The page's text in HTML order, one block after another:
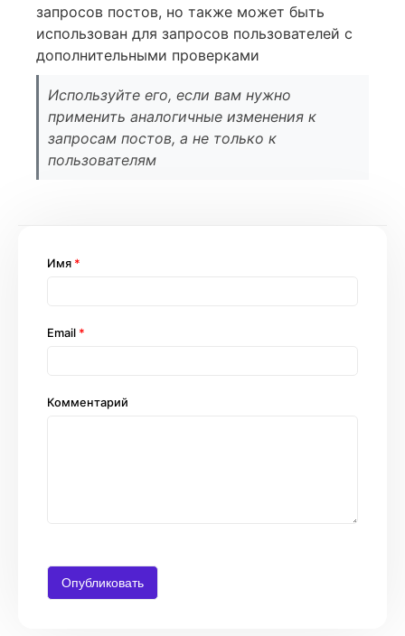
запросов постов, но также может быть
использован для запросов пользователей с
дополнительными проверками
Используйте его, если вам нужно
применить аналогичные изменения к
запросам постов, а не только к
пользователям
Комментарий
Имя *
Email *